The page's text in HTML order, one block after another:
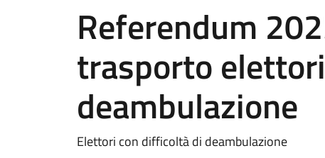
Referendum
trasporto
deambulazione
Elettori con difficoltà di deambulazione